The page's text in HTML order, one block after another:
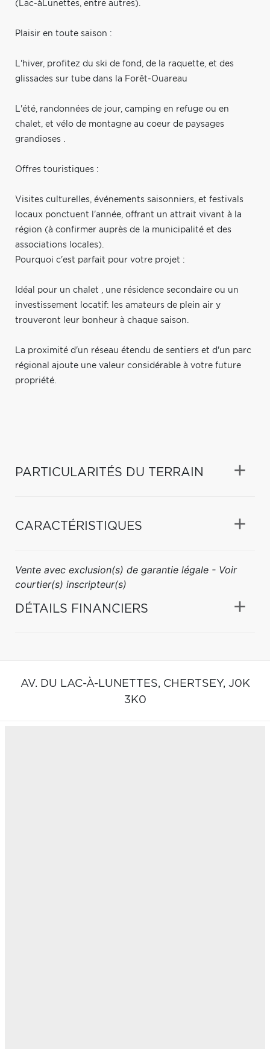
(Lac-àLunettes, entre autres).
Plaisir en toute saison :
L'hiver, profitez du ski de fond, de la raquette, et des
glissades sur tube dans la Forêt-Ouareau
L'été, randonnées de jour, camping en refuge ou en
chalet, et vélo de montagne au coeur de paysages
grandioses .
Offres touristiques :
Visites culturelles, événements saisonniers, et festivals
locaux ponctuent l'année, offrant un attrait vivant à la
région (à confirmer auprès de la municipalité et des
associations locales).
Pourquoi c'est parfait pour votre projet :
Idéal pour un chalet , une résidence secondaire ou un
investissement locatif: les amateurs de plein air y
trouveront leur bonheur à chaque saison.
La proximité d'un réseau étendu de sentiers et d'un parc
régional ajoute une valeur considérable à votre future
propriété.
PARTICULARITÉS DU TERRAIN
CARACTÉRISTIQUES
Vente avec exclusion(s) de garantie légale - Voir
courtier(s) inscripteur(s)
DÉTAILS FINANCIERS
AV. DU LAC-À-LUNETTES, CHERTSEY, J0K
3K0